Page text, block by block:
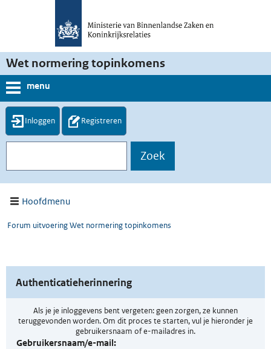
Wet normering topinkomens
menu
Inloggen Registreren
Hoofdmenu
Forum uitvoering Wet normering topinkomens
Authenticatieherinnering
Als je je inloggevens bent vergeten: geen zorgen, ze kunnen
teruggevonden worden. Om dit proces te starten, vul je hieronder je
gebruikersnaam of e-mailadres in.
Gebruikersnaam/e-mail: